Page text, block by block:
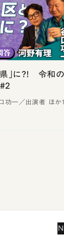
県」に?! 令和の
功一／出演者 ほか